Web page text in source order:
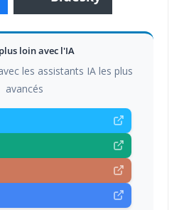
loin avec l'IA
les assistants IA les plus
avancés